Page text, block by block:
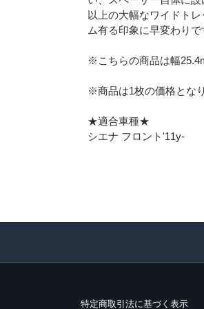
以上の大幅なワイドト
ム有る印象に早変わりで
※こちらの商品は幅
※商品は1枚の価格となり
★適合車種★
シエナ フロント'11y-
特定商取引法に基づく表示